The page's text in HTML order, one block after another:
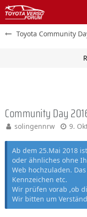
Toyota Community
Community Day
solingennrw 9.
Ab dem 25.Mai 2018
oder ähnliches ohne
Web hochzuladen.
Kennzeichen etc.
Wir prüfen vorab ,ob
Wir bitten um